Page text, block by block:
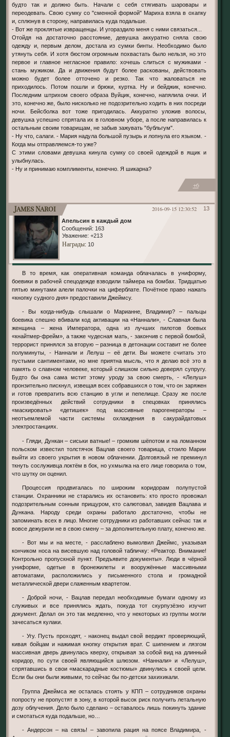
будто так и должно быть. Начали с себя стягивать шаровары и
переодевать. Свою сумку со "сменной формой" Мариха взяла в охапку
и, сплюнув в сторону, направилась куда подальше.
- Вот же проклятые извращенцы. И угораздило меня с ними связаться...
Отойдя на достаточно расстояние, девушка аккуратно сняла свою
одежду и, первым делом, достала из сумки бинты. Необходимо было
утянуть себя. И хотя бюстом огромным похвастать было нельзя, но это
первое и главное негласное правило: хочешь слиться с мужиками -
стань мужиком. Да и движения будут более раскованы, действовать
можно будет более отточено и резко. Так что жаловаться не
приходилось. Потом пошли и брюки, куртка. Ну и бейджик, конечно.
Последним штрихом своего образа Вуйцик, конечно, напялила очки. И
это, конечно же, было нисколько не подозрительно ходить в них посреди
ночи. Бейсболка вот тоже пригодилась. Аккуратно уложив волосы,
девушка успешно спрятала их в головном уборе, а после направилась к
остальным своим товарищам, не забыв зажувать "бубльгум".
- Ну что, салаги. - Мария надула большой пузырь и лопнула его языком. -
Когда мы отправляемся-то уже?
С этими словами девушка кинула сумку со своей одеждой в ящик и
улыбнулась.
- Ну и принимаю комплименты, конечно. Я шикарна?
+6
13
2016-09-15 12:30:52
James Naroi
Апельсин в каждый дом
Сообщений: 163
Уважение: +213
Награды: 10
В то время, как оперативная команда облачалась в униформу,
боевики в рабочей спецодежде взводили таймера на бомбах. Тридцатью
пятью минутами алели палочки на циферблате. Почётное право нажать
«кнопку судного дня» предоставили Джеймсу.
- Вы когда-нибудь слышали о Марианне, Владимир? – пальцы
боевика спешно вбивали код активации на «Наннали», - Славная была
женщина – жена Императора, одна из лучших пилотов боевых
«кнайтмер-фрейм», а также чудесная мать, - закончив с первой бомбой,
террорист принялся за вторую – разница в детонации составит не более
полуминуты, - Наннали и Лелуш – её дети. Вы можете считать это
пустыми сантиментами, но мне приятна мысль, что я делаю всё это в
память о славном человеке, который слишком сильно доверял супругу.
Будто бы она сама мстит этому уроду за свою смерть, - «Лелуш»
пронзительно пискнул, извещая всех собравшихся о том, что он заряжен
и готов превратить всю станцию в угли и пепелище. Сразу же после
произведённых действий сотрудники в спецовках принялись
«маскировать» «детишек» под массивные парогенераторы –
неотъемлемой части системы охлаждения в сакурайдатовых
электростанциях.
- Гляди, Дункан – сиськи ватные! – громким шёпотом и на ломанном
польском известил толстячок Вацлав своего товарища, стоило Марии
выйти из своего укрытия в новом облачении. Долговязый не преминул
ткнуть сослуживца локтём в бок, но ухмылка на его лице говорила о том,
что шутку он оценил.
Процессия продвигалась по широким коридорам полупустой
станции. Охранники не старались их остановить: кто просто провожал
подозрительным сонным прищуром, кто салютовал, завидев Вацлава и
Дункана. Народу среди охраны работало достаточно, чтобы не
запоминать всех в лицо. Многие сотрудники из работавших сейчас так и
вовсе дежурили не в свою смену – за дополнительную плату, конечно же.
- Вот мы и на месте, - расслаблено вымолвил Джеймс, указывая
кончиком носа на висевшую над головой табличку: «Реактор. Внимание!
Контрольно пропускной пункт. Предъявите документы». Люди в чёрной
униформе, одетые в бронежилеты и вооружённые массивными
автоматами, расположились у письменного стола и громадной
металлической двери слаженным квартетом.
- Доброй ночи, - Вацлав передал необходимые бумаги одному из
служивых и все принялись ждать, покуда тот скурпузёзно изучит
документ. Делал он это так медленно, что у некоторых из группы могли
зачесаться кулаки.
- Угу. Пусть проходят, - наконец выдал свой вердикт проверяющий,
кивая бойцам и нажимая кнопку открытия врат. С шипением и лязгом
массивная дверь двинулась кверху, открывая за собой вид на длинный
коридор, по сути своей являющийся шлюзом. «Наннали» и «Лелуш»,
спрятавшись в свои «маскарадные костюмы» двинулись к своей цели.
Если бы они были живыми, то сейчас бы по-детски захихикали.
Группа Джеймса же осталась стоять у КПП – сотрудников охраны
попросту не пропустят в зону, в которой высок риск получить летальную
дозу облучения. Дело было сделано – оставалось лишь покинуть здание
и смотаться куда подальше, но…
- Андерсон – на связь! – завопила рация на поясе Владимира, -